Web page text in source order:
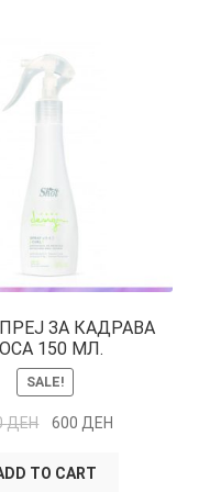
ЗА КАДРАВА
150 МЛ.
SALE!
ДЕН 600 ДЕН
TO CART